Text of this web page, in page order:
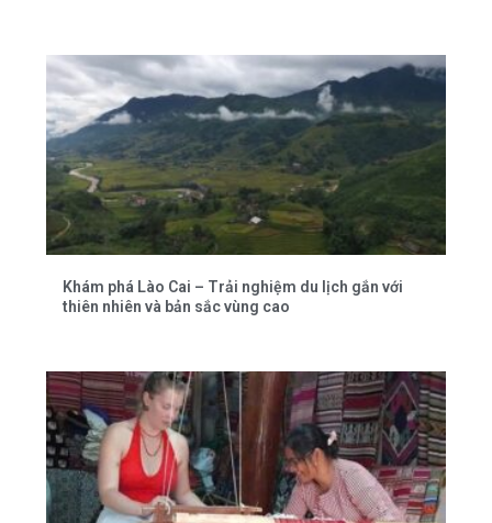
Khám phá Lào Cai – Trải nghiệm du lịch gắn với
thiên nhiên và bản sắc vùng cao